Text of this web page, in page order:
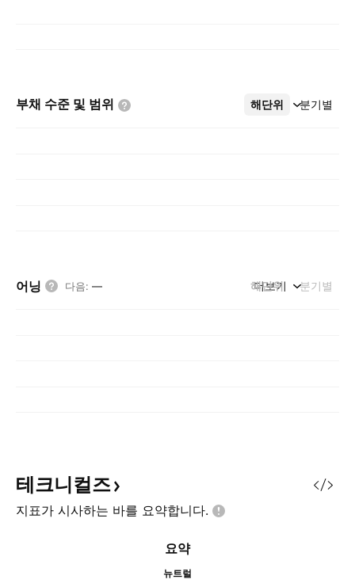
부채 수준 및 범위 해단위 분기별
더보기
어닝 다음: — 해단위 분기별
더보기
테크니컬즈
지표가 시사하는 바를 요약합니다.
요약
뉴트럴